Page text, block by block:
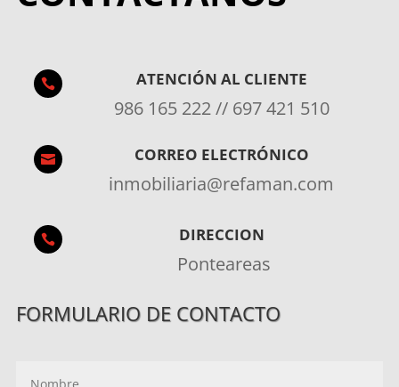
 ATENCIÓN AL CLIENTE
986 165 222 // 697 421 510
 CORREO ELECTRÓNICO
inmobiliaria@refaman.com
 DIRECCION
Ponteareas
FORMULARIO DE CONTACTO